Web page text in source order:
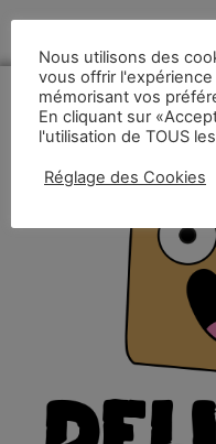
Nous utilisons des
vous offrir
mémorisant vos
En cliquant sur
l'utilisation de TOUS
Réglage des Cookies